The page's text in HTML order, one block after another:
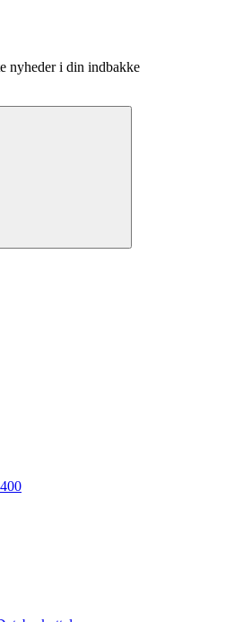
nyheder i din indbakke